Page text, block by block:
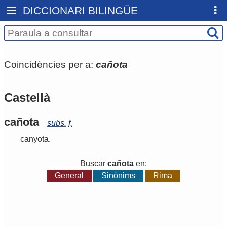
DICCIONARI BILINGÜE
Coincidències per a: cañota
Castellà
cañota subs. f.
canyota.
Buscar cañota en:
General
Sinònims Rima